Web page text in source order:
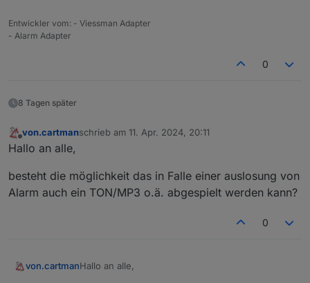
Bevor die Textwiedergabe gesprochen wird, kommt
Entwickler vom: - Viessman Adapter
- Alarm Adapter
0
8 Tagen später
Offline
von.cartmanschrieb am 11. Apr. 2024, 20:11
zuletzt editiert von
Hallo an alle,
besteht die möglichkeit das in Falle einer auslosung von
Alarm auch ein TON/MP3 o.ä. abgespielt werden kann?
0
von.cartmanHallo an alle,